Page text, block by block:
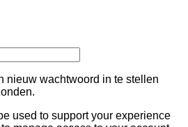
nieuw wachtwoord in te stellen
used to support your experience